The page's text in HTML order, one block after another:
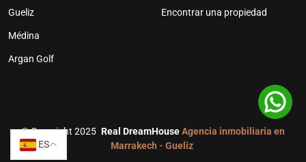
Gueliz
Médina
Argan Golf
Encontrar una propiedad
©Copyright 2025 Real DreamHouseAgencia inmobiliaria en
Marrakech - Gueliz
ES